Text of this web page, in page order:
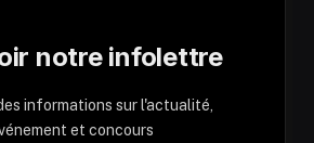
notre infolettre
informations sur l'actualité,
et concours